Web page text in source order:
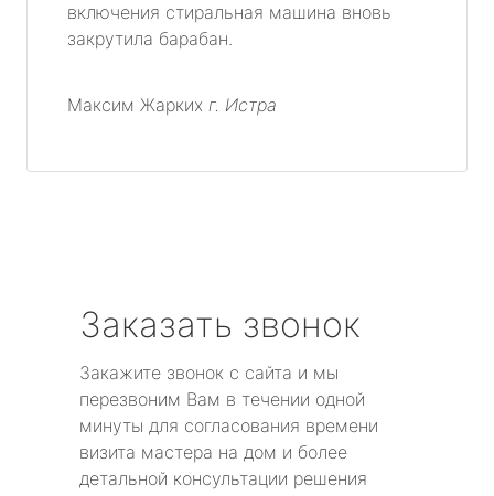
включения стиральная машина вновь
закрутила барабан.
Максим Жарких г. Истра
Заказать звонок
Закажите звонок с сайта и мы
перезвоним Вам в течении одной
минуты для согласования времени
визита мастера на дом и более
детальной консультации решения